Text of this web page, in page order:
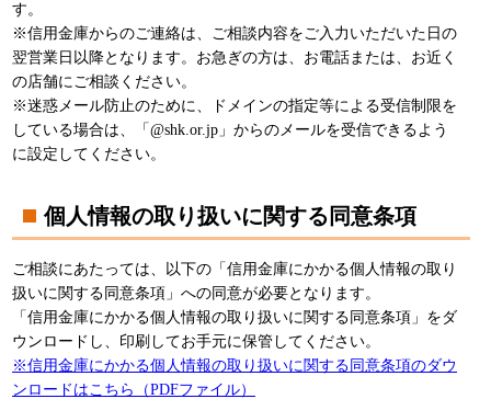
す。
※信用金庫からのご連絡は、ご相談内容をご入力いただいた日の
翌営業日以降となります。お急ぎの方は、お電話または、お近く
の店舗にご相談ください。
※迷惑メール防止のために、ドメインの指定等による受信制限を
している場合は、「@shk.or.jp」からのメールを受信できるよう
に設定してください。
個人情報の取り扱いに関する同意条項
ご相談にあたっては、以下の「信用金庫にかかる個人情報の取り
扱いに関する同意条項」への同意が必要となります。
「信用金庫にかかる個人情報の取り扱いに関する同意条項」をダ
ウンロードし、印刷してお手元に保管してください。
※信用金庫にかかる個人情報の取り扱いに関する同意条項のダウ
ンロードはこちら（PDFファイル）